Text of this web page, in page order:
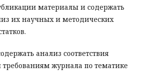
материалы и содержать
их научных и методических
анализ соответствия
требованиям журнала по тематике